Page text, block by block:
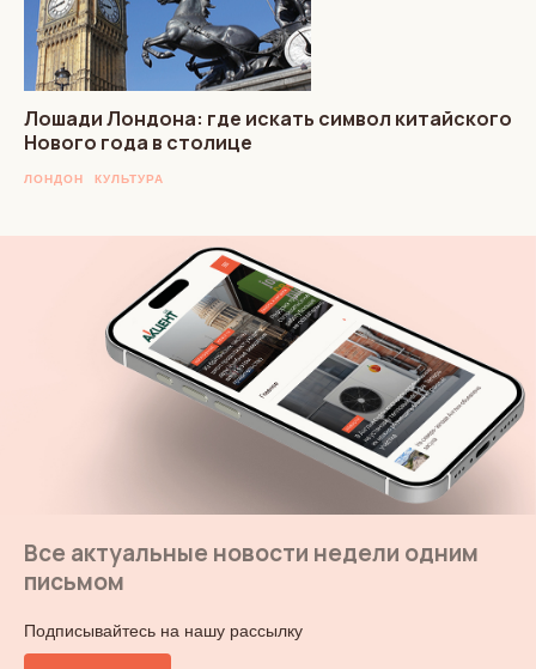
Лошади Лондона: где искать символ китайского
Нового года в столице
ЛОНДОН КУЛЬТУРА
Все актуальные новости недели одним
письмом
Подписывайтесь на нашу рассылку